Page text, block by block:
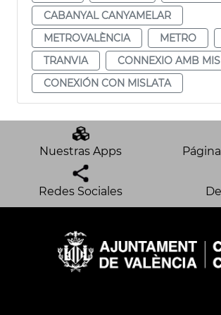
CABANYAL CANYAMELAR
METROVALÈNCIA
METRO
TRANVIA
CONNEXIO AMB
CONEXIÓN CON MISLATA
Nuestras Apps
Redes Sociales